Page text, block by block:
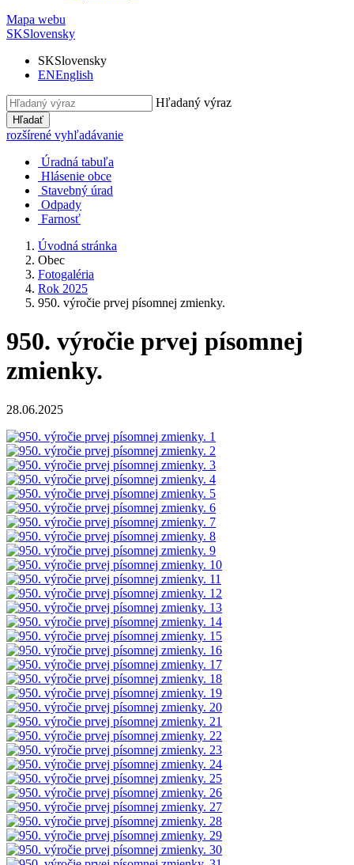
Mapa webu
SKSlovensky
SKSlovensky
ENEnglish
Hľadaný výraz
Hľadať
rozšírené vyhľadávanie
Úradná tabuľa
Hlásenie obce
Stavebný úrad
Odpady
Farnosť
Úvodná stránka
Obec
Fotogaléria
Rok 2025
950. výročie prvej písomnej zmienky.
950. výročie prvej písomnej
zmienky.
28.06.2025